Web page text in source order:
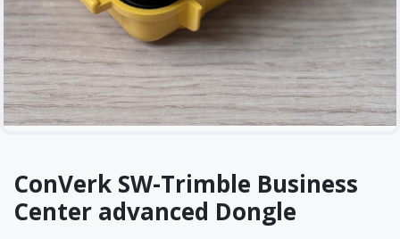
ConVerk SW-Trimble Business
Center advanced Dongle